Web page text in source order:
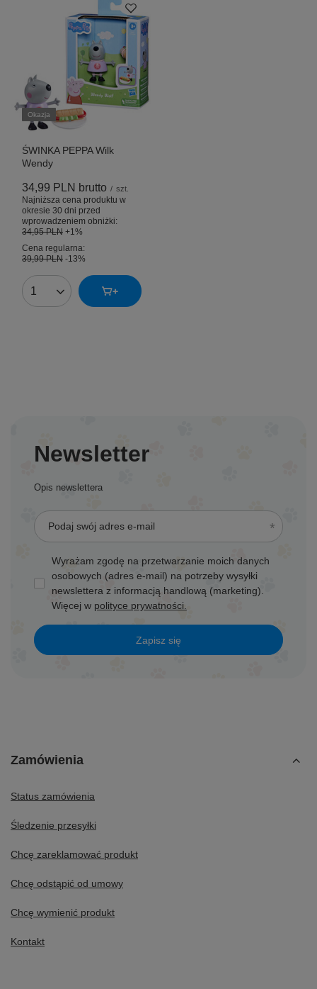
Okazja
ŚWINKA PEPPA Wilk
Wendy
34,99 PLN brutto / szt.
Najniższa cena produktu w
okresie 30 dni przed
wprowadzeniem obniżki:
34,95 PLN +1%
Cena regularna:
39,99 PLN -13%
Ilość produktów
Newsletter
Opis newslettera
Podaj swój adres e-mail
Wyrażam zgodę na przetwarzanie moich danych
osobowych (adres e-mail) na potrzeby wysyłki
newslettera z informacją handlową (marketing).
Więcej w polityce prywatności.
Zapisz się
Zamówienia
Status zamówienia
Śledzenie przesyłki
Chcę zareklamować produkt
Chcę odstąpić od umowy
Chcę wymienić produkt
Kontakt